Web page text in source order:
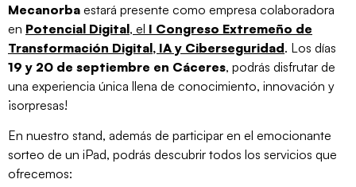
Mecanorba estará presente como empresa colaboradora
en Potencial Digital, el I Congreso Extremeño de
Transformación Digital, IA y Ciberseguridad. Los días
19 y 20 de septiembre en Cáceres, podrás disfrutar de
una experiencia única llena de conocimiento, innovación y
¡sorpresas!
En nuestro stand, además de participar en el emocionante
sorteo de un iPad, podrás descubrir todos los servicios que
ofrecemos: